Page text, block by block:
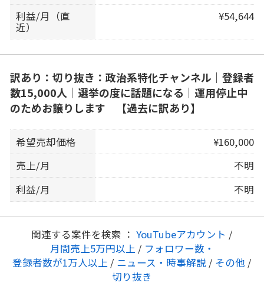
利益/月（直
近）
¥54,644
訳あり：切り抜き：政治系特化チャンネル｜登録者
数15,000人｜選挙の度に話題になる｜運用停止中
のためお譲りします 【過去に訳あり】
希望売却価格
¥160,000
売上/月
不明
利益/月
不明
関連する案件を検索 ： YouTubeアカウント /
月間売上5万円以上 / フォロワー数・
登録者数が1万人以上 / ニュース・時事解説 / その他 /
切り抜き